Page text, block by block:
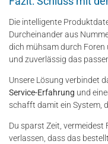
Die intelligente
Durcheinander aus
dich mühsam durch Foren
und zuverlässig das
Unsere Lösung verbindet
Service-Erfahrung und
schafft damit ein System,
Du sparst Zeit,
verlassen, dass das